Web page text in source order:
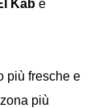
Kab è
più fresche e
più